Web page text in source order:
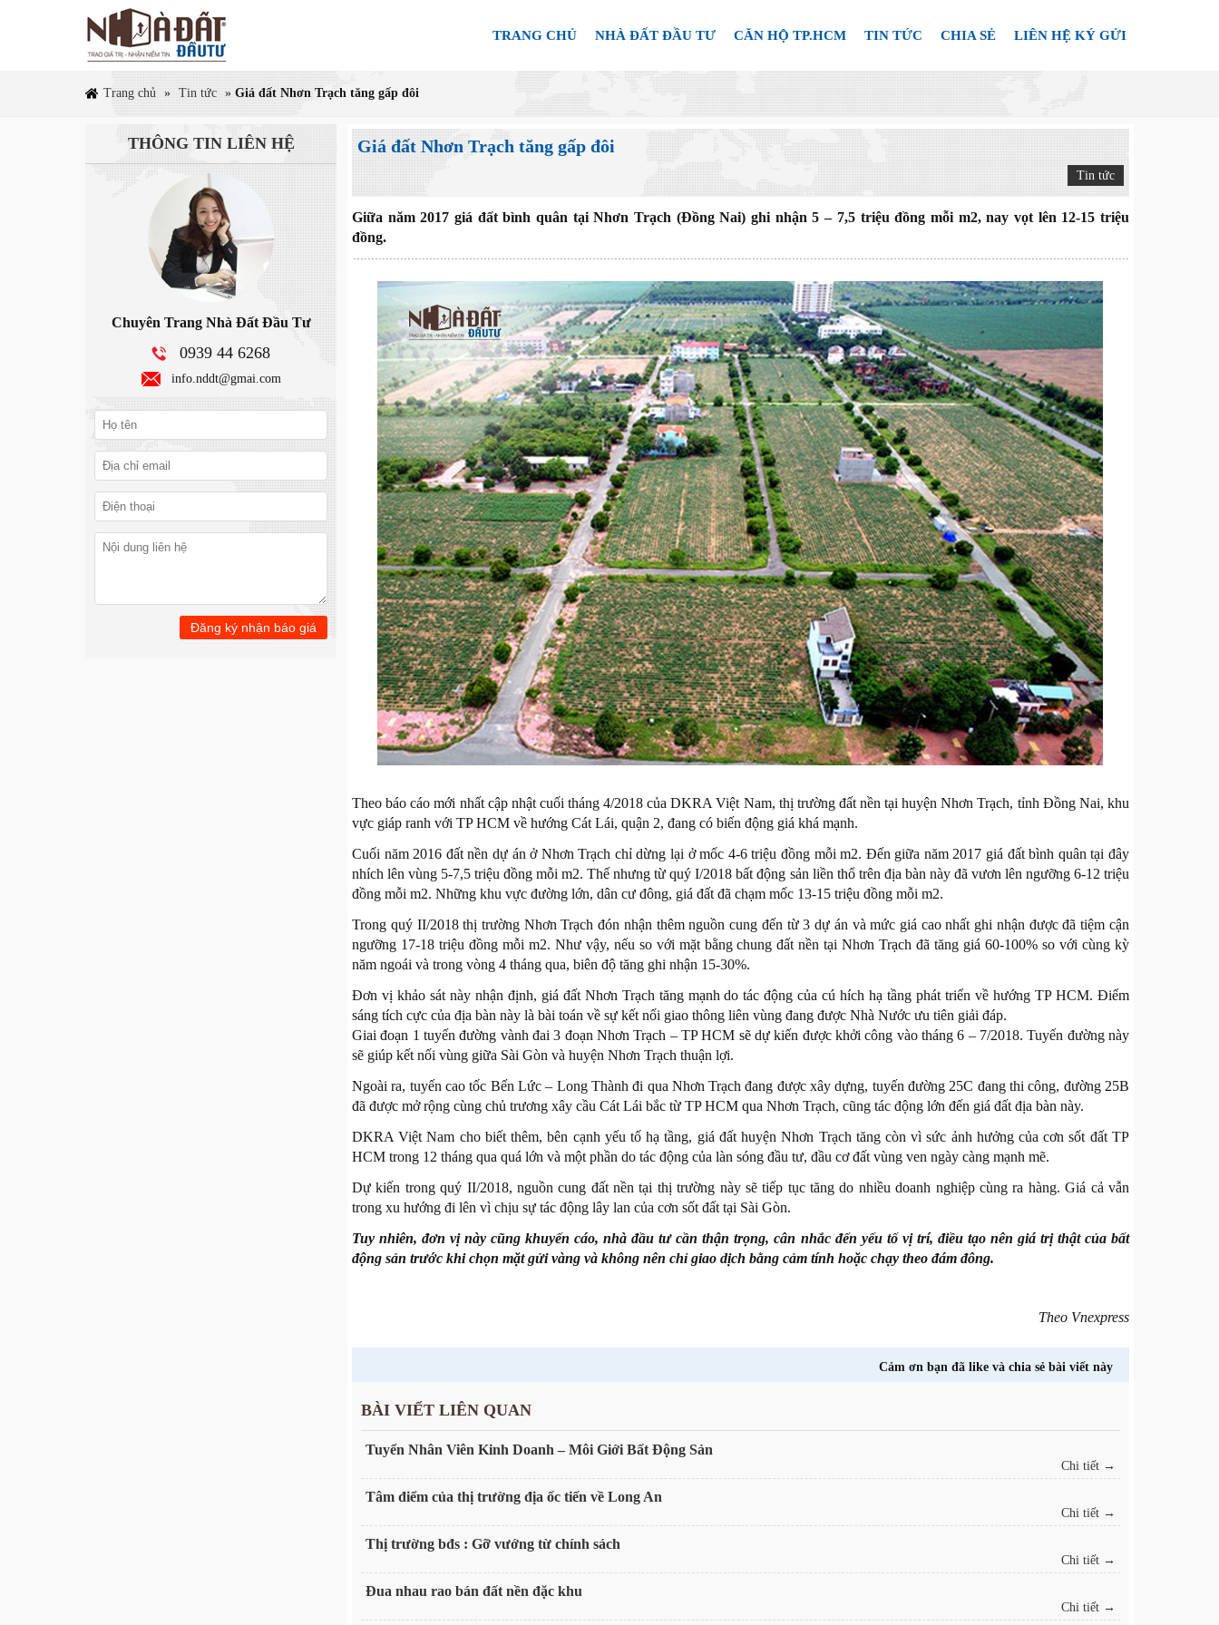
TRANG CHỦ NHÀ ĐẤT ĐẦU TƯ CĂN HỘ TP.HCM TIN TỨC CHIA SẺ LIÊN HỆ KÝ GỬI
Trang chủ » Tin tức »Giá đất Nhơn Trạch tăng gấp đôi
Giá đất Nhơn Trạch tăng gấp đôi
Tin tức
Giữa năm 2017 giá đất bình quân tại Nhơn Trạch (Đồng Nai) ghi nhận 5 – 7,5 triệu đồng mỗi m2, nay vọt lên 12-15 triệu
đồng.
Theo báo cáo mới nhất cập nhật cuối tháng 4/2018 của DKRA Việt Nam, thị trường đất nền tại huyện Nhơn Trạch, tỉnh Đồng Nai, khu
vực giáp ranh với TP HCM về hướng Cát Lái, quận 2, đang có biến động giá khá mạnh.
Cuối năm 2016 đất nền dự án ở Nhơn Trạch chỉ dừng lại ở mốc 4-6 triệu đồng mỗi m2. Đến giữa năm 2017 giá đất bình quân tại đây
nhích lên vùng 5-7,5 triệu đồng mỗi m2. Thế nhưng từ quý I/2018 bất động sản liền thổ trên địa bàn này đã vươn lên ngưỡng 6-12 triệu
đồng mỗi m2. Những khu vực đường lớn, dân cư đông, giá đất đã chạm mốc 13-15 triệu đồng mỗi m2.
Trong quý II/2018 thị trường Nhơn Trạch đón nhận thêm nguồn cung đến từ 3 dự án và mức giá cao nhất ghi nhận được đã tiệm cận
ngưỡng 17-18 triệu đồng mỗi m2. Như vậy, nếu so với mặt bằng chung đất nền tại Nhơn Trạch đã tăng giá 60-100% so với cùng kỳ
năm ngoái và trong vòng 4 tháng qua, biên độ tăng ghi nhận 15-30%.
Đơn vị khảo sát này nhận định, giá đất Nhơn Trạch tăng mạnh do tác động của cú hích hạ tầng phát triển về hướng TP HCM. Điểm
sáng tích cực của địa bàn này là bài toán về sự kết nối giao thông liên vùng đang được Nhà Nước ưu tiên giải đáp.
Giai đoạn 1 tuyến đường vành đai 3 đoạn Nhơn Trạch – TP HCM sẽ dự kiến được khởi công vào tháng 6 – 7/2018. Tuyến đường này
sẽ giúp kết nối vùng giữa Sài Gòn và huyện Nhơn Trạch thuận lợi.
Ngoài ra, tuyến cao tốc Bến Lức – Long Thành đi qua Nhơn Trạch đang được xây dựng, tuyến đường 25C đang thi công, đường 25B
đã được mở rộng cùng chủ trương xây cầu Cát Lái bắc từ TP HCM qua Nhơn Trạch, cũng tác động lớn đến giá đất địa bàn này.
DKRA Việt Nam cho biết thêm, bên cạnh yếu tố hạ tầng, giá đất huyện Nhơn Trạch tăng còn vì sức ảnh hưởng của cơn sốt đất TP
HCM trong 12 tháng qua quá lớn và một phần do tác động của làn sóng đầu tư, đầu cơ đất vùng ven ngày càng mạnh mẽ.
Dự kiến trong quý II/2018, nguồn cung đất nền tại thị trường này sẽ tiếp tục tăng do nhiều doanh nghiệp cùng ra hàng. Giá cả vẫn
trong xu hướng đi lên vì chịu sự tác động lây lan của cơn sốt đất tại Sài Gòn.
Tuy nhiên, đơn vị này cũng khuyến cáo, nhà đầu tư cần thận trọng, cân nhắc đến yếu tố vị trí, điều tạo nên giá trị thật của bất
động sản trước khi chọn mặt gửi vàng và không nên chỉ giao dịch bằng cảm tính hoặc chạy theo đám đông.
Theo Vnexpress
Cảm ơn bạn đã like và chia sẻ bài viết này
BÀI VIẾT LIÊN QUAN
Tuyển Nhân Viên Kinh Doanh – Môi Giới Bất Động Sản
Chi tiết →
Tâm điểm của thị trường địa ốc tiến về Long An
Chi tiết →
Thị trường bđs : Gỡ vướng từ chính sách
Chi tiết →
Đua nhau rao bán đất nền đặc khu
Chi tiết →
THÔNG TIN LIÊN HỆ
Chuyên Trang Nhà Đất Đầu Tư
0939 44 6268
info.nddt@gmai.com